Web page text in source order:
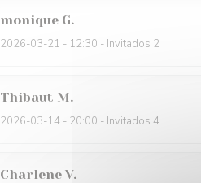
monique G
2026-03-21 - 12:30 - Invitados 2
Thibaut M
2026-03-14 - 20:00 - Invitados 4
Charlene V